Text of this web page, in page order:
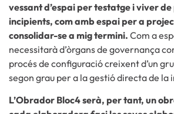
vessant d’espai per testatge i viver
incipients, com amb espai per a
consolidar-se a mig termini. Com a
necessitarà d’òrgans de governança
procés de configuració creixent d’un
segon grau per a la gestió directa de
L’Obrador Bloc4 serà, per tant, un